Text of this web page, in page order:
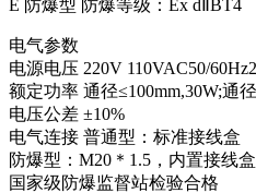
E 防爆型 防爆等级：Ex dⅡBT4
电气参数
电源电压 220V 110VAC50/
额定功率 通径≤100mm,30W;通
电压公差 ±10%
电气连接 普通型：标准接线盒
防爆型：M20＊1.5，内置接线盒
国家级防爆监督站检验合格